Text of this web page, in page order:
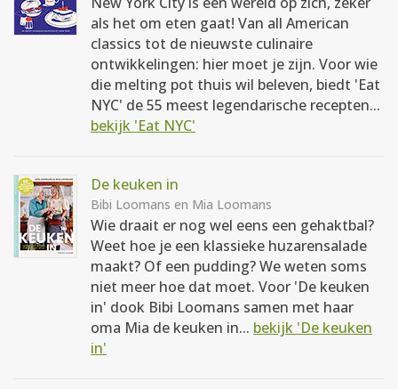
als het om eten gaat! Van all American
classics tot de nieuwste culinaire
ontwikkelingen: hier moet je zijn. Voor wie
die melting pot thuis wil beleven, biedt 'Eat
NYC' de 55 meest legendarische recepten...
bekijk 'Eat NYC'
De keuken in
Bibi Loomans en Mia Loomans
Wie draait er nog wel eens een gehaktbal?
Weet hoe je een klassieke huzarensalade
maakt? Of een pudding? We weten soms
niet meer hoe dat moet. Voor 'De keuken
in' dook Bibi Loomans samen met haar
oma Mia de keuken in... bekijk 'De keuken
in'